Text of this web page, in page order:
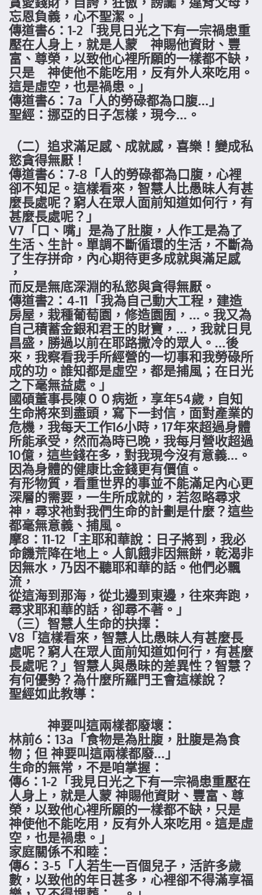
忘恩負義，心不聖潔。」
傳道書6：1-2「我見日光之下有一宗禍患重
壓在人身上，就是人蒙 神賜他資財、豐
富、尊榮，以致他心裡所願的一樣都不缺，
只是 神使他不能吃用，反有外人來吃用。
這是虛空，也是禍患。」
傳道書6：7a「人的勞碌都為口腹…」
聖經：挪亞的日子怎樣，現今…。
（二）追求滿足感、成就感，喜樂！變成私
慾貪得無厭！
傳道書6：7-8「人的勞碌都為口腹，心裡
卻不知足。這樣看來，智慧人比愚昧人有甚
麼長處呢？窮人在眾人面前知道如何行，有
甚麼長處呢？」
V7「口、嘴」是為了肚腹，人作工是為了
生活、生計。單調不斷循環的生活，不斷為
了生存拼命，內心期待更多成就與滿足感
，
而反是無底深淵的私慾與貪得無厭。
傳道書2：4-11「我為自己動大工程，建造
房屋，栽種葡萄園，修造園囿，…。我又為
自己積蓄金銀和君王的財寶，…，我就日見
昌盛，勝過以前在耶路撒冷的眾人。…後
來，我察看我手所經營的一切事和我勞碌所
成的功。誰知都是虛空，都是捕風；在日光
之下毫無益處。」
國碩董事長陳００病逝，享年54歲，自知
生命將來到盡頭，寫下一封信，面對產業的
危機，我每天工作16小時，17年來超過身體
所能承受，然而為時已晚，我每月營收超過
10億，這些錢在多，對我現今沒有意義…。
因為身體的健康比金錢更有價值。
有形物質，看重世界的事並不能滿足內心更
深層的需要，一生所成就的，若忽略尋求
神，尋求祂對我們生命的計劃是什麼？這些
都毫無意義、捕風。
摩8：11-12「主耶和華說：日子將到，我必
命饑荒降在地上。人飢餓非因無餅，乾渴非
因無水，乃因不聽耶和華的話。他們必飄
流，
從這海到那海，從北邊到東邊，往來奔跑，
尋求耶和華的話，卻尋不著。」
（三）智慧人生命的抉擇：
V8「這樣看來，智慧人比愚昧人有甚麼長
處呢？窮人在眾人面前知道如何行，有甚麼
長處呢？」智慧人與愚昧的差異性？智慧？
有何優勢？為什麼所羅門王會這樣說？
聖經如此教導：
神要叫這兩樣都廢壞：
林前6：13a「食物是為肚腹，肚腹是為食
物；但 神要叫這兩樣都廢…」
生命的無常，不是咱掌握：
傳6：1-2「我見日光之下有一宗禍患重壓在
人身上，就是人蒙 神賜他資財、豐富、尊
榮，以致他心裡所願的一樣都不缺，只是
神使他不能吃用，反有外人來吃用。這是虛
空，也是禍患。」
家庭關係不和睦：
傳6：3-5「人若生一百個兒子，活許多歲
數，以致他的年日甚多，心裡卻不得滿享福